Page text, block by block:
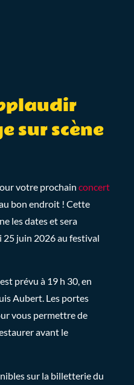
sur scène
votre prochain concert
bon endroit ! Cette
les dates et sera
juin 2026 au festival
prévu à 19 h 30, en
Aubert. Les portes
vous permettre de
avant le
sur la billetterie du